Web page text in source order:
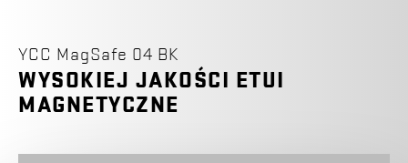
YCC MagSafe 04 BK
WYSOKIEJ JAKOŚCI ETUI
MAGNETYCZNE